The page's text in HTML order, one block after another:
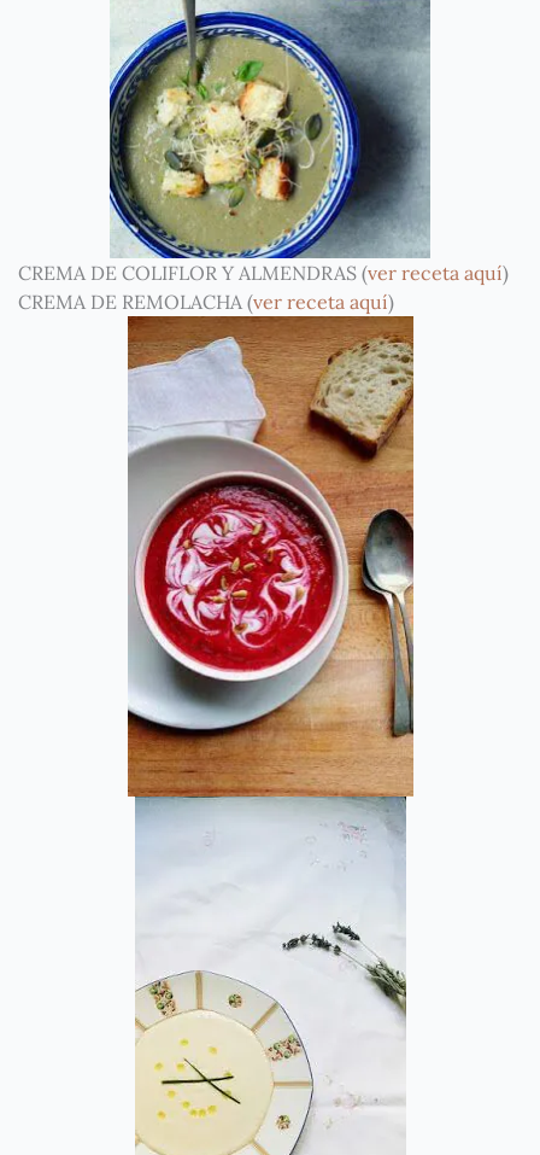
CREMA DE COLIFLOR Y ALMENDRAS (ver receta aquí)
CREMA DE REMOLACHA (ver receta aquí)